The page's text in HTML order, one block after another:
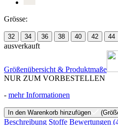
Grösse:
32 34 36 38 40 42 44
ausverkauft
Größenübersicht & Produktmaße
NUR ZUM VORBESTELLEN
- mehr Informationen
In den Warenkorb hinzufügen
Beschreibung Stoffe Bewertungen